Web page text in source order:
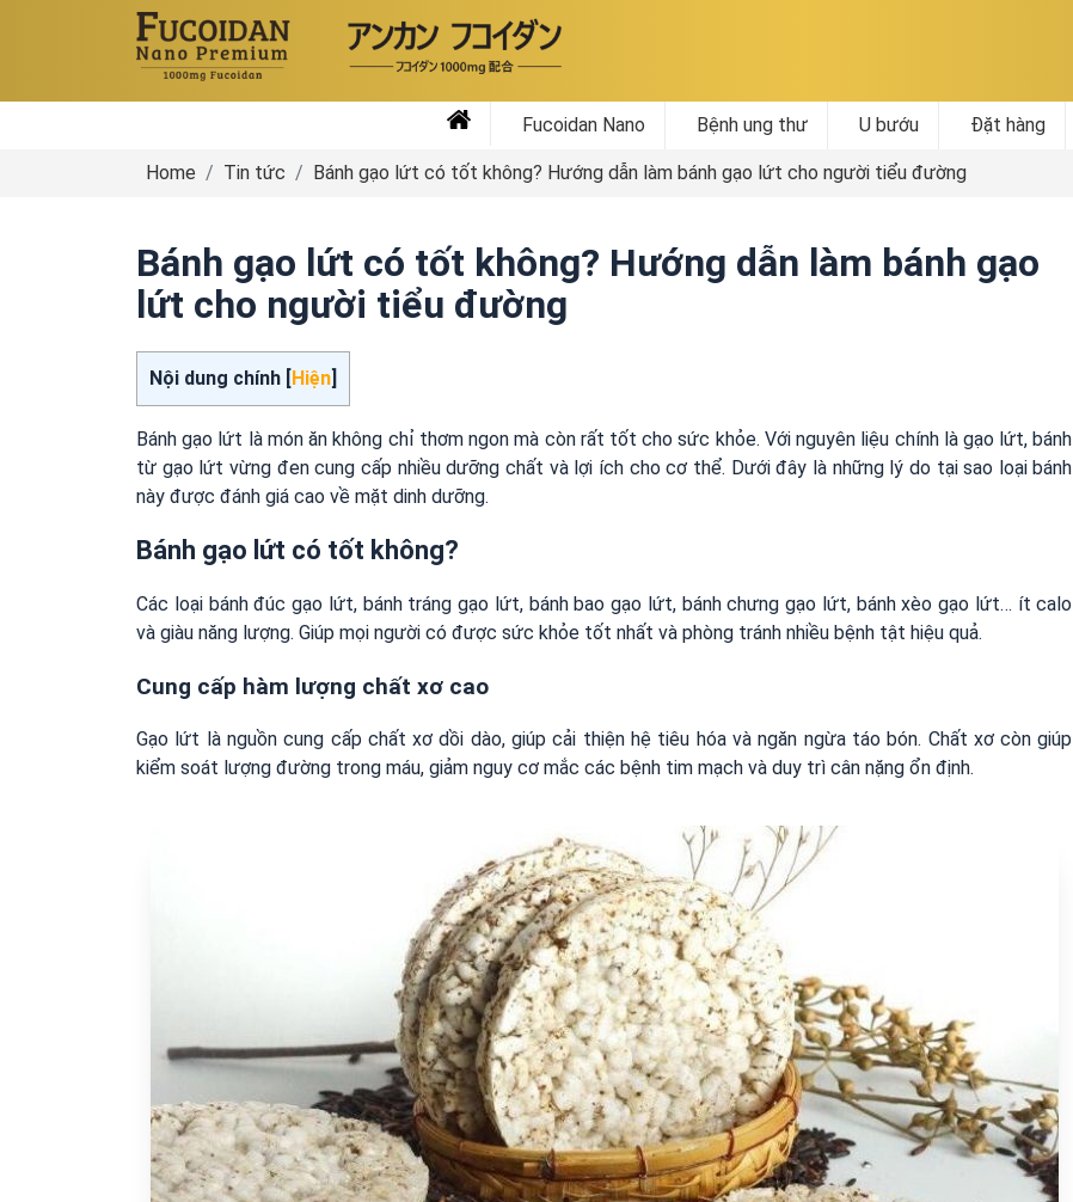
Fucoidan Nano Bệnh ung thư U bướu Đặt hàng
Home Tin tức Bánh gạo lứt có tốt không? Hướng dẫn làm bánh gạo lứt cho người tiểu đường
Bánh gạo lứt có tốt không? Hướng dẫn làm bánh gạo
lứt cho người tiểu đường
Nội dung chính [Hiện]
Bánh gạo lứt là món ăn không chỉ thơm ngon mà còn rất tốt cho sức khỏe. Với nguyên liệu chính là gạo lứt, bánh
từ gạo lứt vừng đen cung cấp nhiều dưỡng chất và lợi ích cho cơ thể. Dưới đây là những lý do tại sao loại bánh
này được đánh giá cao về mặt dinh dưỡng.
Bánh gạo lứt có tốt không?
Các loại bánh đúc gạo lứt, bánh tráng gạo lứt, bánh bao gạo lứt, bánh chưng gạo lứt, bánh xèo gạo lứt… ít calo
và giàu năng lượng. Giúp mọi người có được sức khỏe tốt nhất và phòng tránh nhiều bệnh tật hiệu quả.
Cung cấp hàm lượng chất xơ cao
Gạo lứt là nguồn cung cấp chất xơ dồi dào, giúp cải thiện hệ tiêu hóa và ngăn ngừa táo bón. Chất xơ còn giúp
kiểm soát lượng đường trong máu, giảm nguy cơ mắc các bệnh tim mạch và duy trì cân nặng ổn định.